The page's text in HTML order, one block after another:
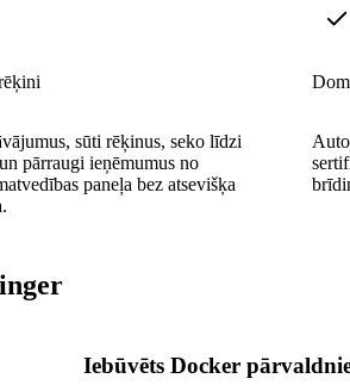
sūti rēķinus, seko līdzi
pārraugi ieņēmumus no
paneļa bez atsevišķa
Iebūvēts Docker